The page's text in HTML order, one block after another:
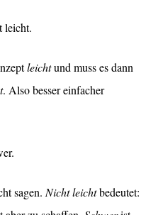
leicht.
leichtund muss es dann
. Also besser einfacher
sagen. Nicht leichtbedeutet: